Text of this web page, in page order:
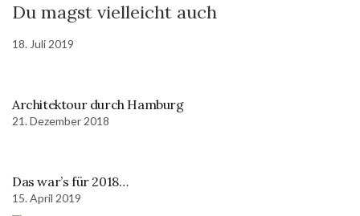
Du magst vielleicht auch
18. Juli 2019
Architektour durch Hamburg
21. Dezember 2018
Das war’s für 2018…
15. April 2019